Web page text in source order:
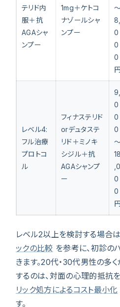
テリド内
服＋抗
AGAシャ
ンプー
1mg＋ケトコ
ナゾールシャ
ンプー
8,
0
0
0
レベル4:
フル治療
プロトコ
ル
フィナステリド
orデュタステ
リド＋ミノキ
シジル＋抗
AGAシャンプ
ー
9,
0
0
0
18
,0
0
0
レベル2以上を検討する場合は
ックの比較 を参考に、初診の
きます。20代・30代男性の多
するのは、対面の心理的抵抗
リック処方によるコスト最小化
す。